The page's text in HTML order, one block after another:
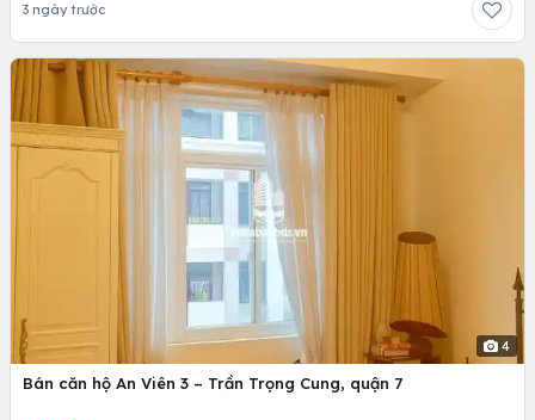
3 ngày trước
4
Bán căn hộ An Viên 3 – Trần Trọng Cung, quận 7